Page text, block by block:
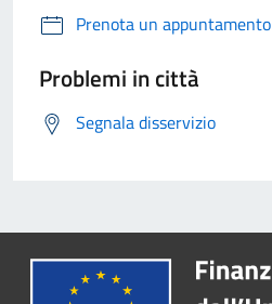
Prenota un appuntamento
Problemi in città
Segnala disservizio